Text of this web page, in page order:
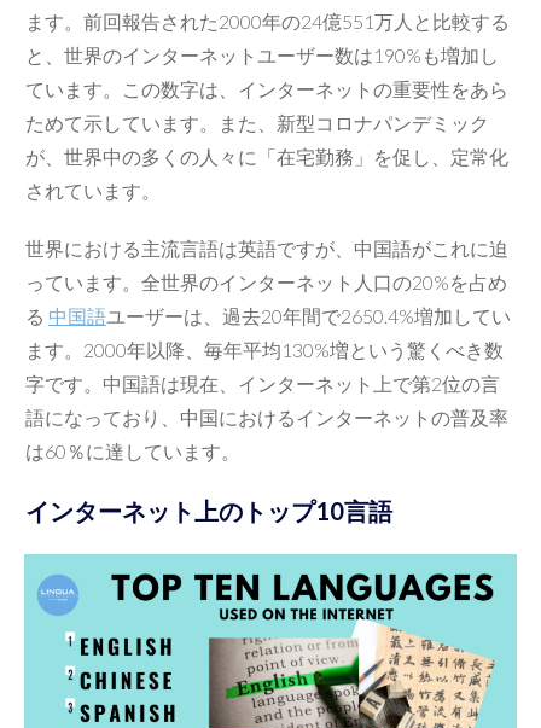
ます。前回報告された2000年の24億551万人と比較する
と、世界のインターネットユーザー数は190%も増加し
ています。この数字は、インターネットの重要性をあら
ためて示しています。また、新型コロナパンデミック
が、世界中の多くの人々に「在宅勤務」を促し、定常化
されています。
世界における主流言語は英語ですが、中国語がこれに迫
っています。全世界のインターネット人口の20%を占め
る 中国語ユーザーは、過去20年間で2650.4%増加してい
ます。2000年以降、毎年平均130%増という驚くべき数
字です。中国語は現在、インターネット上で第2位の言
語になっており、中国におけるインターネットの普及率
は60％に達しています。
インターネット上のトップ10言語